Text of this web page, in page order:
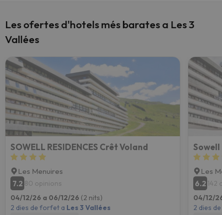
Les ofertes d'hotels més barates a Les 3
Vallées
SOWELL RESIDENCES Crêt Voland
Les Menuires
7.2 80 opinions
04/12/26 a 06/12/26 (2 nits)
2 dies de forfet a Les 3 Vallées
Sowell
Les
6.2 142
04/12/
2 dies